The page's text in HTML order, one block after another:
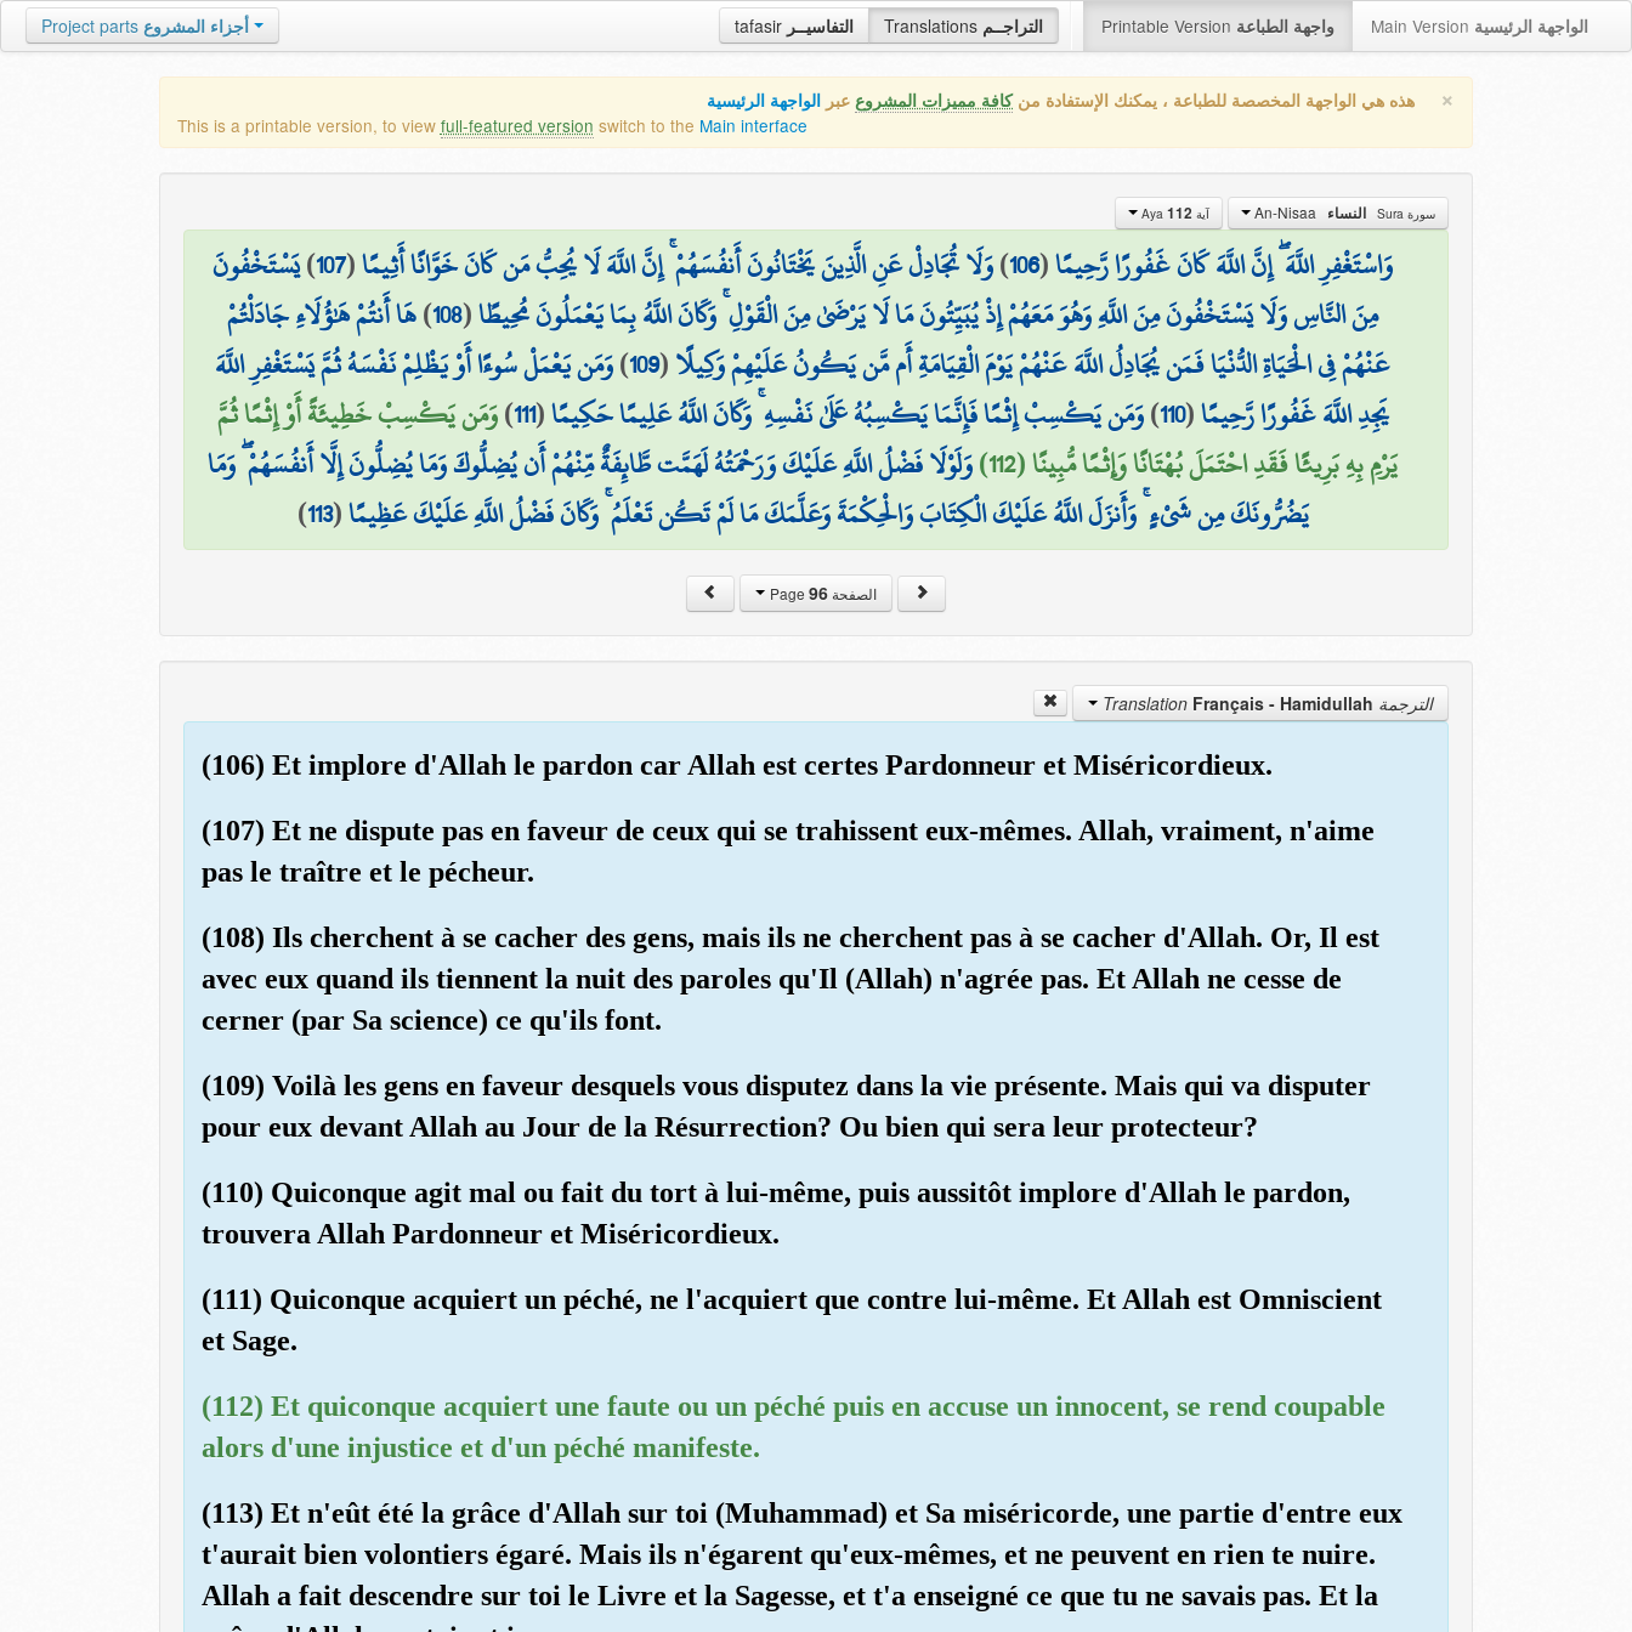
tafasir التفاسيــر Translations التراجــم Printable Version واجهة الطباعة Main Version الواجهة الرئيسية Project parts أجزاء المشروع
× هذه هي الواجهة المخصصة للطباعة ، يمكنك الإستفادة منكافة مميزات المشروع عبر الواجهة الرئيسية
This is a printable version, to view full-featured version switch to the Main interface
سورة Sura النساء آية Aya 112
وَاسْتَغْفِرِ اللَّهَ ۖ إِنَّ اللَّهَ كَانَ غَفُورًا رَّحِيمًا(
106
)وَلَا تُجَادِلْ عَنِ الَّذِينَ يَخْتَانُونَ أَنفُسَهُمْ ۚ إِنَّ اللَّهَ لَا يُحِبُّ مَن كَانَ خَوَّانًا أَثِيمًا(
107
)يَسْتَخْفُونَ
مِنَ النَّاسِ وَلَا يَسْتَخْفُونَ مِنَ اللَّهِ وَهُوَ مَعَهُمْ إِذْ يُبَيِّتُونَ مَا لَا يَرْضَىٰ مِنَ الْقَوْلِ ۚ وَكَانَ اللَّهُ بِمَا يَعْمَلُونَ مُحِيطًا(
108
)هَا أَنتُمْ هَٰؤُلَاءِ جَادَلْتُمْ
عَنْهُمْ فِي الْحَيَاةِ الدُّنْيَا فَمَن يُجَادِلُ اللَّهَ عَنْهُمْ يَوْمَ الْقِيَامَةِ أَم مَّن يَكُونُ عَلَيْهِمْ وَكِيلًا(
109
)وَمَن يَعْمَلْ سُوءًا أَوْ يَظْلِمْ نَفْسَهُ ثُمَّ يَسْتَغْفِرِ اللَّهَ
يَجِدِ اللَّهَ غَفُورًا رَّحِيمًا(
110
)وَمَن يَكْسِبْ إِثْمًا فَإِنَّمَا يَكْسِبُهُ عَلَىٰ نَفْسِهِ ۚ وَكَانَ اللَّهُ عَلِيمًا حَكِيمًا(
111
)وَمَن يَكْسِبْ خَطِيئَةً أَوْ إِثْمًا ثُمَّ
يَرْمِ بِهِ بَرِيئًا فَقَدِ احْتَمَلَ بُهْتَانًا وَإِثْمًا مُّبِينًا (112)
وَلَوْلَا فَضْلُ اللَّهِ عَلَيْكَ وَرَحْمَتُهُ لَهَمَّت طَّائِفَةٌ مِّنْهُمْ أَن يُضِلُّوكَ وَمَا يُضِلُّونَ إِلَّا أَنفُسَهُمْ ۖ وَمَا
يَضُرُّونَكَ مِن شَيْءٍ ۚ وَأَنزَلَ اللَّهُ عَلَيْكَ الْكِتَابَ وَالْحِكْمَةَ وَعَلَّمَكَ مَا لَمْ تَكُن تَعْلَمُ ۚ وَكَانَ فَضْلُ اللَّهِ عَلَيْكَ عَظِيمًا(
113
)
الصفحة Page96
الترجمة Translation Français - Hamidullah
(106) Et implore d'Allah le pardon car Allah est certes Pardonneur et Miséricordieux.
(107) Et ne dispute pas en faveur de ceux qui se trahissent eux-mêmes. Allah, vraiment, n'aime
pas le traître et le pécheur.
(108) Ils cherchent à se cacher des gens, mais ils ne cherchent pas à se cacher d'Allah. Or, Il est
avec eux quand ils tiennent la nuit des paroles qu'Il (Allah) n'agrée pas. Et Allah ne cesse de
cerner (par Sa science) ce qu'ils font.
(109) Voilà les gens en faveur desquels vous disputez dans la vie présente. Mais qui va disputer
pour eux devant Allah au Jour de la Résurrection? Ou bien qui sera leur protecteur?
(110) Quiconque agit mal ou fait du tort à lui-même, puis aussitôt implore d'Allah le pardon,
trouvera Allah Pardonneur et Miséricordieux.
(111) Quiconque acquiert un péché, ne l'acquiert que contre lui-même. Et Allah est Omniscient
et Sage.
(112) Et quiconque acquiert une faute ou un péché puis en accuse un innocent, se rend coupable
alors d'une injustice et d'un péché manifeste.
(113) Et n'eût été la grâce d'Allah sur toi (Muhammad) et Sa miséricorde, une partie d'entre eux
t'aurait bien volontiers égaré. Mais ils n'égarent qu'eux-mêmes, et ne peuvent en rien te nuire.
Allah a fait descendre sur toi le Livre et la Sagesse, et t'a enseigné ce que tu ne savais pas. Et la